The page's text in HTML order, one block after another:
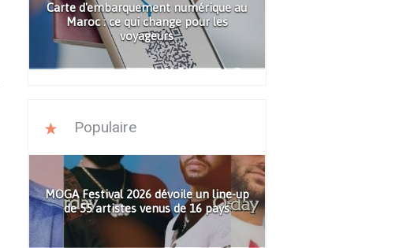
Carte d'embarquement numérique au
Maroc : ce qui change pour les
voyageurs
Populaire
MOGA Festival 2026 dévoile un line-up
de 55 artistes venus de 16 pays